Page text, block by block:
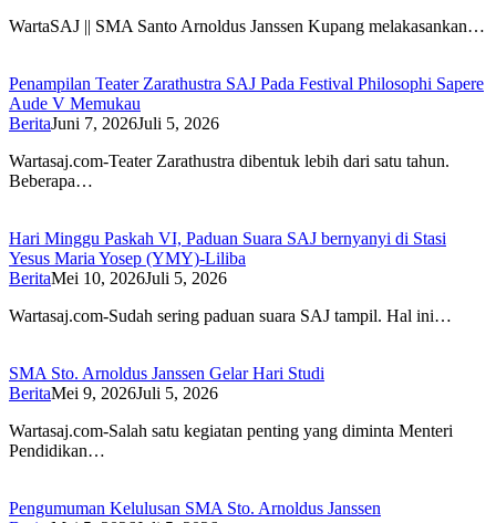
WartaSAJ || SMA Santo Arnoldus Janssen Kupang melakasankan…
Penampilan Teater Zarathustra SAJ Pada Festival Philosophi Sapere
Aude V Memukau
BeritaJuni 7, 2026Juli 5, 2026
Wartasaj.com-Teater Zarathustra dibentuk lebih dari satu tahun.
Beberapa…
Hari Minggu Paskah VI, Paduan Suara SAJ bernyanyi di Stasi
Yesus Maria Yosep (YMY)-Liliba
BeritaMei 10, 2026Juli 5, 2026
Wartasaj.com-Sudah sering paduan suara SAJ tampil. Hal ini…
SMA Sto. Arnoldus Janssen Gelar Hari Studi
BeritaMei 9, 2026Juli 5, 2026
Wartasaj.com-Salah satu kegiatan penting yang diminta Menteri
Pendidikan…
Pengumuman Kelulusan SMA Sto. Arnoldus Janssen